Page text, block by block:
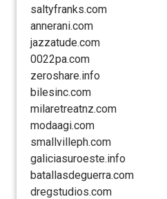
saltyfranks.com
annerani.com
jazzatude.com
0022pa.com
zeroshare.info
bilesinc.com
milaretreatnz.com
modaagi.com
smallvilleph.com
galiciasuroeste.info
batallasdeguerra.com
dregstudios.com